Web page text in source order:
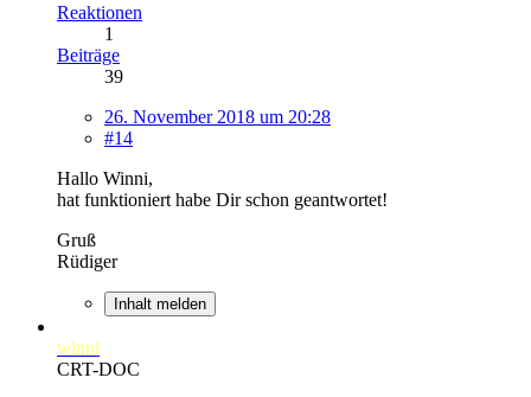
Reaktionen
1
Beiträge
39
26. November 2018 um 20:28
#14
Hallo Winni,
hat funktioniert habe Dir schon geantwortet!
Gruß
Rüdiger
Inhalt melden
winni
CRT-DOC